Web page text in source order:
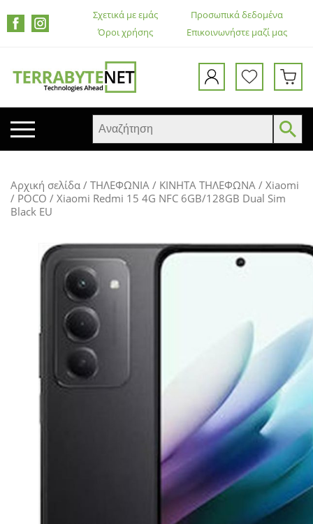
Σχετικά με εμάς
Επικοινωνήστε μαζί μας
Προσωπικά δεδομένα
Όροι χρήσης
TABLETS
HEADSETS & ΗΧΕΊΑ
ΕΚΤΥΠΩΤΈΣ – ΠΟΛΥΜΗΧΑΝΉΜΑΤΑ
WEB CAMERA
ΚΟΥΤΙΆ ΥΠΟΛΟΓΙΣΤΏΝ
CASE FANS
LIQUID COOLERS
CPU COOLERS
ΕΙΚΟΝΑ-ΗΧΟΣ
Αρχική σελίδα / ΤΗΛΕΦΩΝΙΑ / ΚΙΝΗΤΑ ΤΗΛΕΦΩΝΑ / Xiaomi
/ POCO / Xiaomi Redmi 15 4G NFC 6GB/128GB Dual Sim
Black EU